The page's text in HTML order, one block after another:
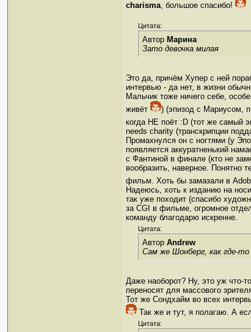
charisma, большое спасибо!
Цитата:
Автор Марина
Зато девочка милая
Это да, причём Хупер с ней
интервью - да нет, в жизни
Мальчик тоже ничего себе,
живёт
) (эпизод с Мариусом,
когда НЕ поёт :D (тот же самый
needs charity (транскрипции
Промахнулся он с ногтями (у
появляется аккуратненький
с Фантиной в финале (кто не
вообразить, наверное. Понятно
фильм. Хоть бы замазали в
Надеюсь, хоть к изданию на
так уже походит (спасибо
за CGI в фильме, огромное
команду благодарю искренне.
Цитата:
Автор Andrew
Сам же Шонберг, как где-то
Даже наоборот? Ну, это уж что-
переносят для массового
Тот же Сондхайм во всех
Так же и тут, я полагаю. А
Цитата: